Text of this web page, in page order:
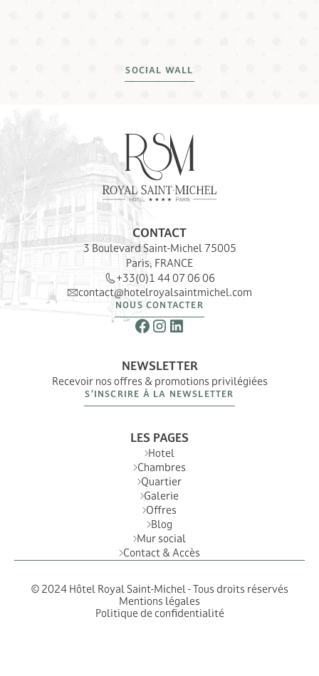
SOCIAL WALL
CONTACT
3 Boulevard Saint-Michel 75005
Paris, FRANCE
+33(0)1 44 07 06 06
contact@hotelroyalsaintmichel.com
NOUS CONTACTER
NEWSLETTER
Recevoir nos offres & promotions privilégiées
S’INSCRIRE À LA NEWSLETTER
LES PAGES
Hotel
Chambres
Quartier
Galerie
Offres
Blog
Mur social
Contact & Accès
© 2024 Hôtel Royal Saint-Michel - Tous droits réservés
Mentions légales
Politique de confidentialité